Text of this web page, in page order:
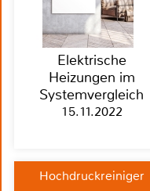
Elektrische
Heizungen im
Systemvergleich
15.11.2022
Hochdruckreiniger